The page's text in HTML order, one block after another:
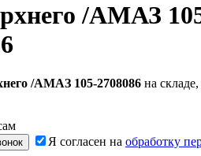
/АМАЗ
/АМАЗ 105-2708086 на
Я согласен на обработку